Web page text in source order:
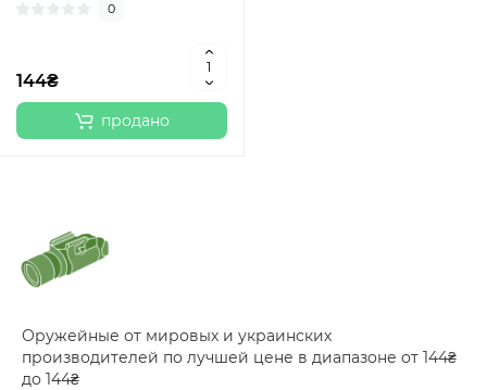
0
144₴
продано
Оружейные от мировых и украинских
производителей по лучшей цене в диапазоне от 144₴
до 144₴